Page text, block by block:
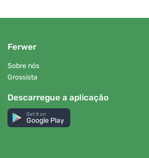
Ferwer
Sobre nós
Grossista
Descarregue a aplicação
Get it on
Google Play